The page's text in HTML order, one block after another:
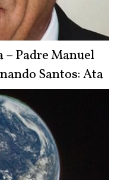
– Padre Manuel
Santos: Ata